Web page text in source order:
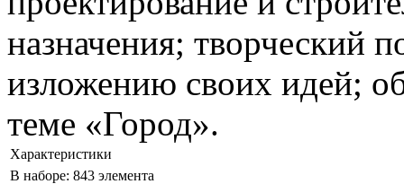
назначения; творческий
изложению своих идей;
теме «Город».
Характеристики
В наборе: 843 элемента